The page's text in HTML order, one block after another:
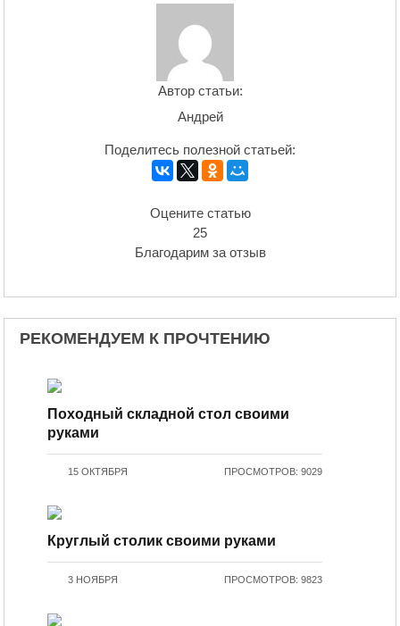
Автор статьи:
Андрей
Поделитесь полезной статьей:
Оцените статью
25
Благодарим за отзыв
РЕКОМЕНДУЕМ К ПРОЧТЕНИЮ
Походный складной стол своими
руками
15 ОКТЯБРЯ ПРОСМОТРОВ: 9029
Круглый столик своими руками
3 НОЯБРЯ ПРОСМОТРОВ: 9823